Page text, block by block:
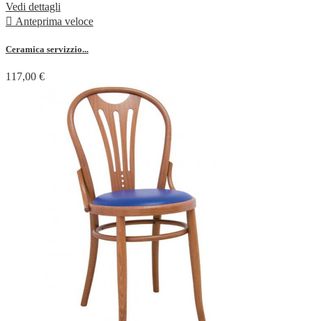
Vedi dettagli
 Anteprima veloce
Ceramica servizzio...
117,00 €